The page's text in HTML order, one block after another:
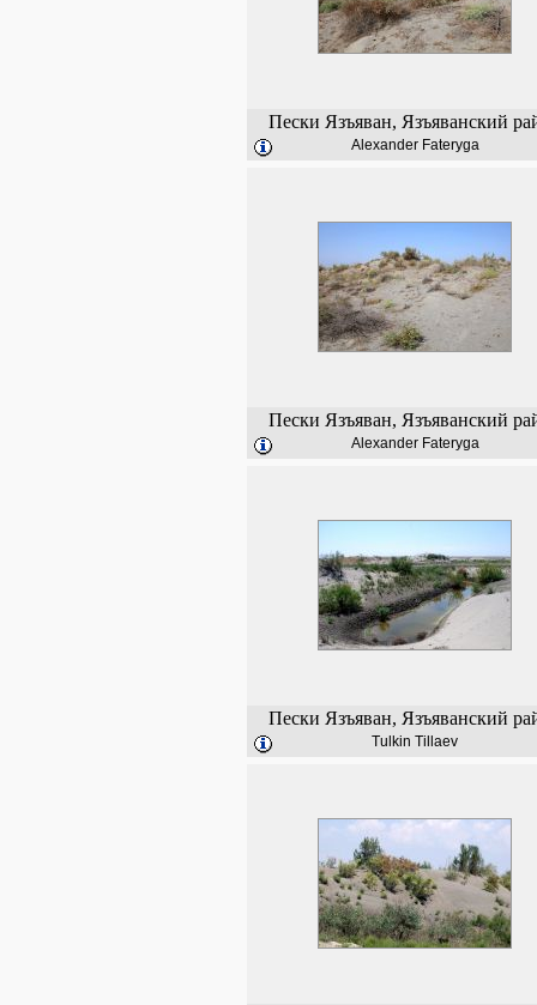
Пески Язъяван, Язъяванский
Alexander Fateryga
Пески Язъяван, Язъяванский
Alexander Fateryga
Пески Язъяван, Язъяванский
Tulkin Tillaev